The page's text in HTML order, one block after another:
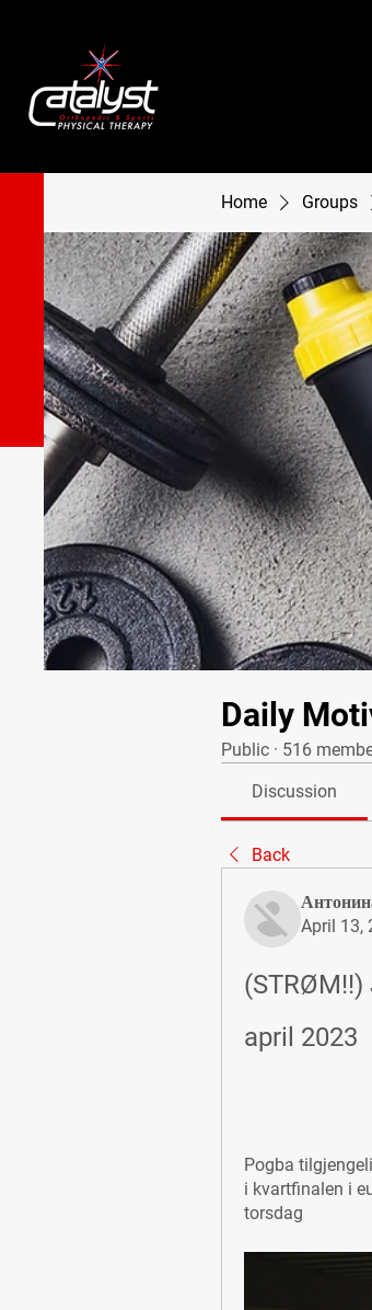
Home Groups
Daily
Public · 516
Discussion
Back
April 13,
april 2023
Pogba
i kvartfinalen i
torsdag